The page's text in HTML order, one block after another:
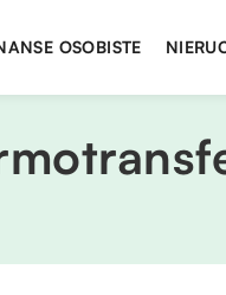
OSOBISTE